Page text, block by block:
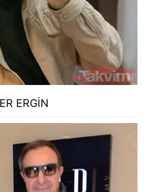
ERGİN